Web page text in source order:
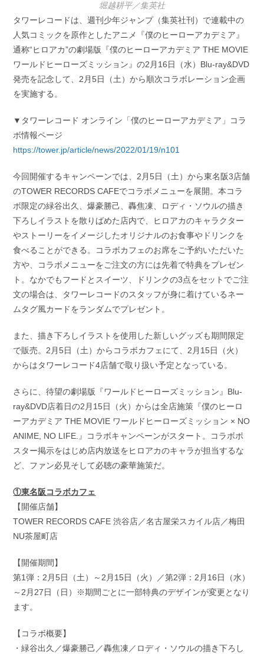
堀越耕平／集英社
タワーレコードは、週刊少年ジャンプ（集英社刊）で連載中の
人気コミックを原作としたアニメ『僕のヒーローアカデミア』
通称“ヒロアカ”の劇場版『僕のヒーローアカデミア THE MOVIE
ワールドヒーローズミッション』の2月16日（水）Blu-ray&DVD
発売を記念して、2月5日（土）から順次コラボレーション企画
を実施する。
▼タワーレコード オンライン「僕のヒーローアカデミア」コラ
ボ情報ページ
https://tower.jp/article/news/2022/01/19/n101
今回開催するキャンペーンでは、2月5日（土）から東名阪3店舗
のTOWER RECORDS CAFEでコラボメニューを展開。本コラ
ボ限定の緑谷出久、爆豪勝己、轟焦凍、ロディ・ソウルの描き
下ろしイラストを散りばめた店内で、ヒロアカのキャラクター
やストーリーをイメージしたオリジナルのお食事やドリンクを
食べることができる。コラボカフェのお席をご予約いただいた
方や、コラボメニューをご注文の方には先着で特典をプレゼン
ト。なかでもフードとスイーツ、ドリンクの3点をセットでご注
文の場合は、タワーレコードのスタッフが身に着けているネー
ムタグ風カードをランダムでプレゼント。
また、描き下ろしイラストを使用した新しいグッズも期間限定
で販売。2月5日（土）からコラボカフェにて、2月15日（火）
からはタワーレコード4店舗で取り扱い予定となっている。
さらに、待望の劇場版『ワールドヒーローズミッション』Blu-
ray&DVD店着日の2月15日（火）からは全店施策『僕のヒーロ
ーアカデミア THE MOVIE ワールドヒーローズミッション × NO
ANIME, NO LIFE.』コラボキャンペーンがスタート。コラボポ
スター掲示をはじめ店内放送をヒロアカのキャラが担当するな
ど、ファン必見そして必聴の豪華施策だ。
①東名阪コラボカフェ
【開催店舗】
TOWER RECORDS CAFE 渋谷店／名古屋栄スカイル店／梅田
NU茶屋町店
【開催期間】
第1弾：2月5日（土）～2月15日（火）／第2弾：2月16日（水）
～2月27日（日）※期間ごとに一部特典のデザインが変更となり
ます。
【コラボ概要】
・緑谷出久／爆豪勝己／轟焦凍／ロディ・ソウルの描き下ろし